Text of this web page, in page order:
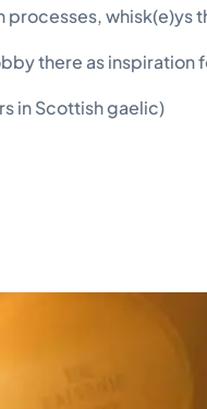
whisk(e)ys
there as inspiration
in Scottish gaelic)